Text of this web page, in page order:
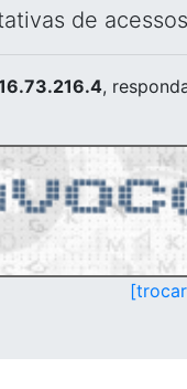
de
,